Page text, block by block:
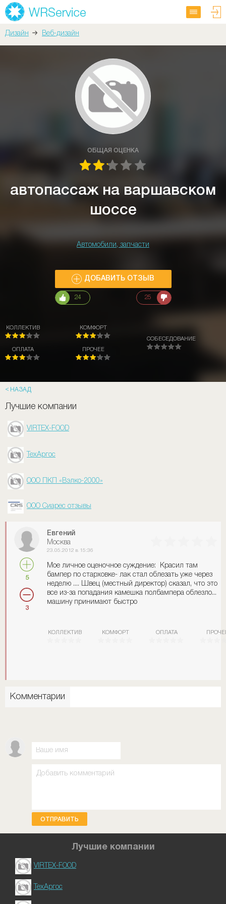
Дизайн Веб-дизайн
ОБЩАЯ ОЦЕНКА
автопассаж на варшавском
шоссе
Автомобили, запчасти
ДОБАВИТЬ ОТЗЫВ
24 25
КОЛЛЕКТИВ
ОПЛАТА
КОМФОРТ
ПРОЧЕЕ
СОБЕСЕДОВАНИЕ
НАЗАД
Лучшие компании
VIRTEX-FOOD
ТехАргос
ООО ПКП «Вэлко-2000»
ООО Сиарес отзывы
5
3
Евгений
Москва
23.05.2012 в 15:36
Мое личное оценочное суждение: Красил там
бампер по старховке- лак стал облезать уже через
неделю .... Швец (местный директор) сказал, что это
все из-за попадания камешка полбампера облезло...
машину принимают быстро
КОЛЛЕКТИВ КОМФОРТ ОПЛАТА
Комментарии
ОТПРАВИТЬ
Лучшие компании
VIRTEX-FOOD
ТехАргос